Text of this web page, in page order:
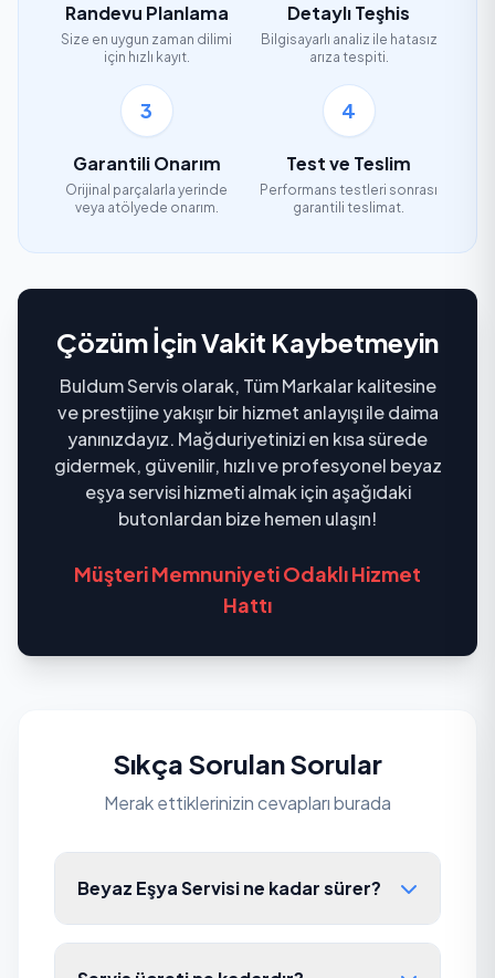
Randevu Planlama
Size en uygun zaman dilimi
için hızlı kayıt.
Detaylı Teşhis
Bilgisayarlı analiz ile hatasız
arıza tespiti.
3
Garantili Onarım
Orijinal parçalarla yerinde
veya atölyede onarım.
4
Test ve Teslim
Performans testleri sonrası
garantili teslimat.
Çözüm İçin Vakit Kaybetmeyin
Buldum Servis olarak, Tüm Markalar kalitesine
ve prestijine yakışır bir hizmet anlayışı ile daima
yanınızdayız. Mağduriyetinizi en kısa sürede
gidermek, güvenilir, hızlı ve profesyonel beyaz
eşya servisi hizmeti almak için aşağıdaki
butonlardan bize hemen ulaşın!
Müşteri Memnuniyeti Odaklı Hizmet
Hattı
Sıkça Sorulan Sorular
Merak ettiklerinizin cevapları burada
Beyaz Eşya Servisi ne kadar sürer?